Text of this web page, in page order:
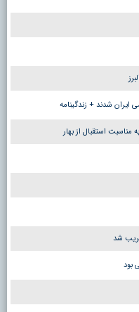
ایران شدند + زندگینامه
استقبال از بهار
شد
بود